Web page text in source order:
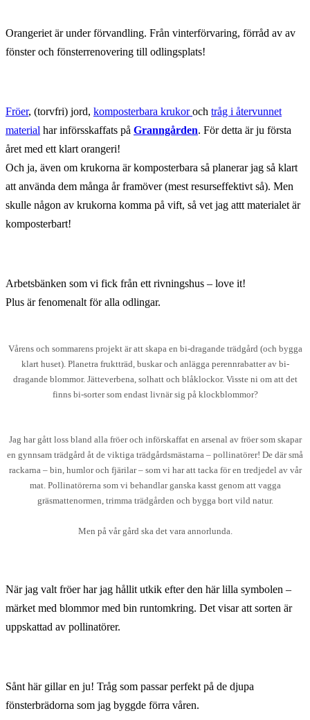
Orangeriet är under förvandling. Från vinterförvaring, förråd av av
fönster och fönsterrenovering till odlingsplats!
Fröer, (torvfri) jord, komposterbara krukoroch tråg i återvunnet
material har införsskaffats på Granngården. För detta är ju första
året med ett klart orangeri!
Och ja, även om krukorna är komposterbara så planerar jag så klart
att använda dem många år framöver (mest resurseffektivt så). Men
skulle någon av krukorna komma på vift, så vet jag attt materialet är
komposterbart!
Arbetsbänken som vi fick från ett rivningshus – love it!
Plus är fenomenalt för alla odlingar.
Vårens och sommarens projekt är att skapa en bi-dragande trädgård (och bygga
klart huset). Planetra fruktträd, buskar och anlägga perennrabatter av bi-
dragande blommor. Jätteverbena, solhatt och blåklockor. Visste ni om att det
finns bi-sorter som endast livnär sig på klockblommor?
Jag har gått loss bland alla fröer och införskaffat en arsenal av fröer som skapar
en gynnsam trädgård åt de viktiga trädgårdsmästarna – pollinatörer! De där små
rackarna – bin, humlor och fjärilar – som vi har att tacka för en tredjedel av vår
mat. Pollinatörerna som vi behandlar ganska kasst genom att vagga
gräsmattenormen, trimma trädgården och bygga bort vild natur.
Men på vår gård ska det vara annorlunda.
När jag valt fröer har jag hållit utkik efter den här lilla symbolen –
märket med blommor med bin runtomkring. Det visar att sorten är
uppskattad av pollinatörer.
Sånt här gillar en ju! Tråg som passar perfekt på de djupa
fönsterbrädorna som jag byggde förra våren.